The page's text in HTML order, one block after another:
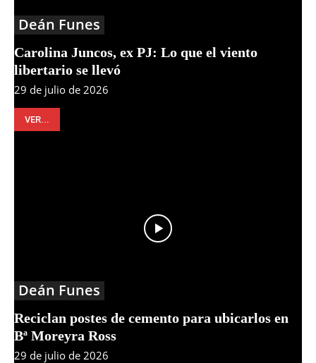
Deán Funes
Carolina Juncos, ex PJ: Lo que el viento
libertario se llevó
29 de julio de 2026
VER...
Deán Funes
Reciclan postes de cemento para ubicarlos en
Bª Moreyra Ross
29 de julio de 2026